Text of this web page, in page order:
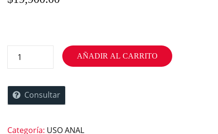
AÑADIR AL CARRITO
Consultar
Categoría: USO ANAL